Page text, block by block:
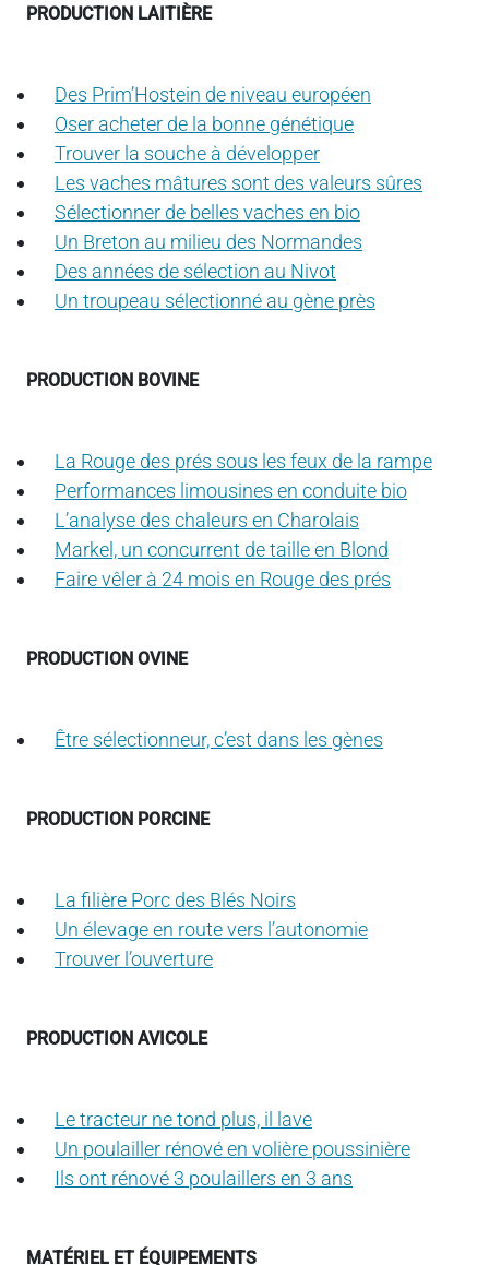
PRODUCTION LAITIÈRE
Des Prim’Hostein de niveau européen
Oser acheter de la bonne génétique
Trouver la souche à développer
Les vaches mâtures sont des valeurs sûres
Sélectionner de belles vaches en bio
Un Breton au milieu des Normandes
Des années de sélection au Nivot
Un troupeau sélectionné au gène près
PRODUCTION BOVINE
La Rouge des prés sous les feux de la rampe
Performances limousines en conduite bio
L’analyse des chaleurs en Charolais
Markel, un concurrent de taille en Blond
Faire vêler à 24 mois en Rouge des prés
PRODUCTION OVINE
Être sélectionneur, c’est dans les gènes
PRODUCTION PORCINE
La filière Porc des Blés Noirs
Un élevage en route vers l’autonomie
Trouver l’ouverture
PRODUCTION AVICOLE
Le tracteur ne tond plus, il lave
Un poulailler rénové en volière poussinière
Ils ont rénové 3 poulaillers en 3 ans
MATÉRIEL ET ÉQUIPEMENTS